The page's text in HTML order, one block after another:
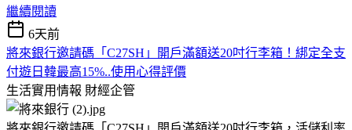
繼續閱讀
6天前
將來銀行邀請碼「C27SH」開戶滿額送20吋行李箱！綁定全支
付遊日韓最高15%..使用心得評價
生活實用情報 財經企管